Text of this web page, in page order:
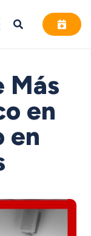
Más
en
en